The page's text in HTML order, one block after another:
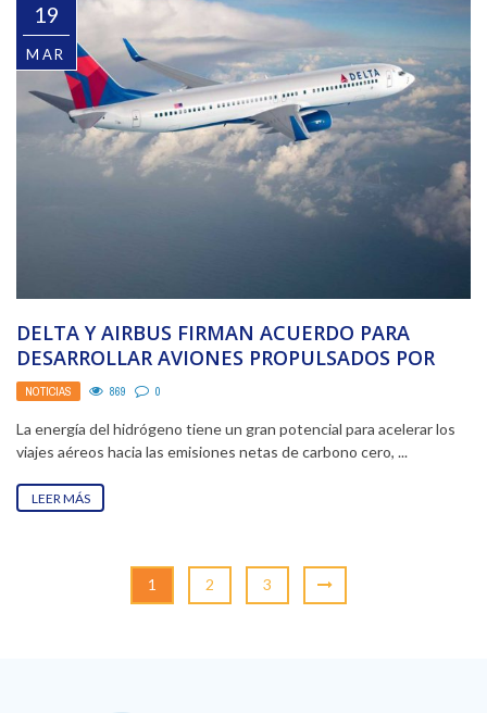
19
MAR
DELTA Y AIRBUS FIRMAN ACUERDO PARA
DESARROLLAR AVIONES PROPULSADOS POR
HIDRÓGENO
NOTICIAS 869 0
La energía del hidrógeno tiene un gran potencial para acelerar los
viajes aéreos hacia las emisiones netas de carbono cero, ...
LEER MÁS
1 2 3